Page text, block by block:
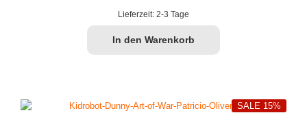
€11,90
Lieferzeit: 2-3 Tage
In den Warenkorb
SALE 15%